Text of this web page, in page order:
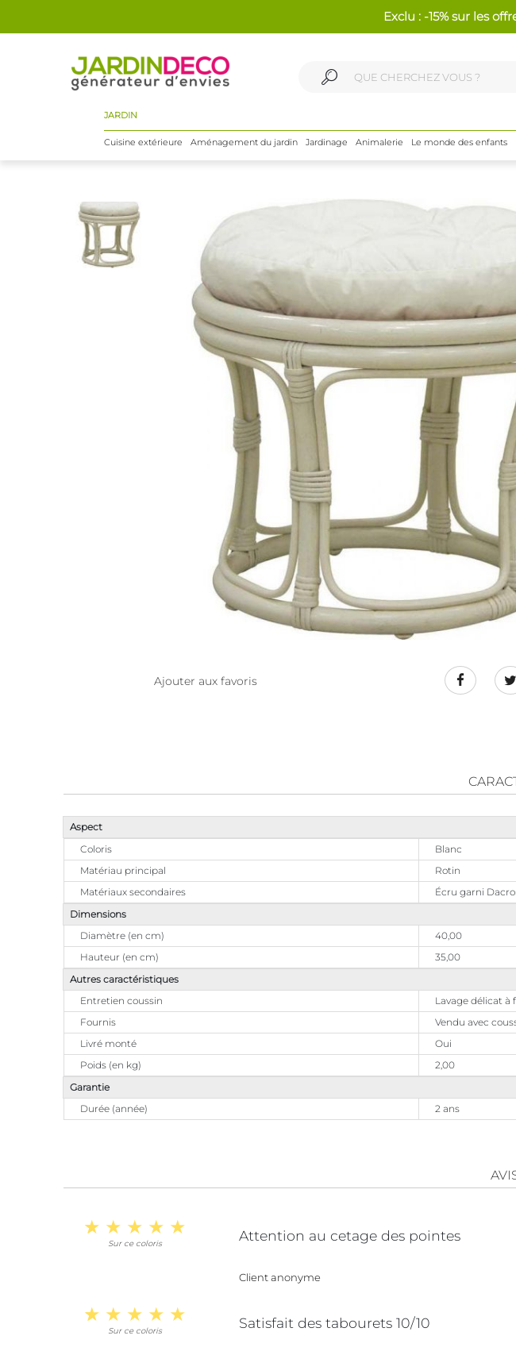
Exclu : -15% sur les
JARDIN
Cuisine extérieure Aménagement du jardin Jardinage Animalerie Le monde des enfants
Ajouter aux favoris
Aspect
Coloris
Blanc
Matériau principal
Rotin
Matériaux secondaires
Écru garni
Dimensions
Diamètre (en cm)
40,00
Hauteur (en cm)
35,00
Autres caractéristiques
Entretien coussin
Lavage délicat à
Fournis
Vendu avec
Livré monté
Oui
Poids (en kg)
2,00
Garantie
Durée (année)
2 ans
Sur ce coloris Attention au cetage des pointes
Client anonyme
Sur ce coloris Satisfait des tabourets 10/10